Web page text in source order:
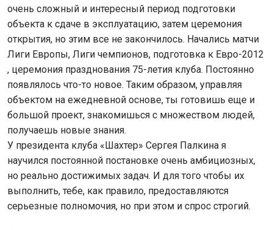
очень сложный и интересный период подготовки
объекта к сдаче в эксплуатацию, затем церемония
открытия, но этим все не закончилось. Начались матчи
Лиги Европы, Лиги чемпионов, подготовка к Евро-2012
, церемония празднования 75-летия клуба. Постоянно
появлялось что-то новое. Таким образом, управляя
объектом на ежедневной основе, ты готовишь еще и
большой проект, знакомишься с множеством людей,
получаешь новые знания.
У президента клуба «Шахтер» Сергея Палкина я
научился постоянной постановке очень амбициозных,
но реально достижимых задач. И для того чтобы их
выполнить, тебе, как правило, предоставляются
серьезные полномочия, но при этом и спрос строгий.